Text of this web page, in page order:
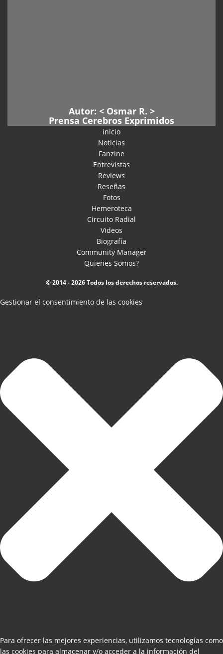
Autor: < Osmar R. >
Prensa Cerebros Exprimidos
inicio
Noticias
Fanzine
Entrevistas
Reviews
Reseñas
Fotos
Hemeroteca
Circuito Radial
Videos
Biografía
Community Manager
Quienes Somos?
© 2014 - 2026 Todos los derechos reservados.
Gestionar el consentimiento de las cookies
Para ofrecer las mejores experiencias, utilizamos tecnologías como
las cookies para almacenar y/o acceder a la información del